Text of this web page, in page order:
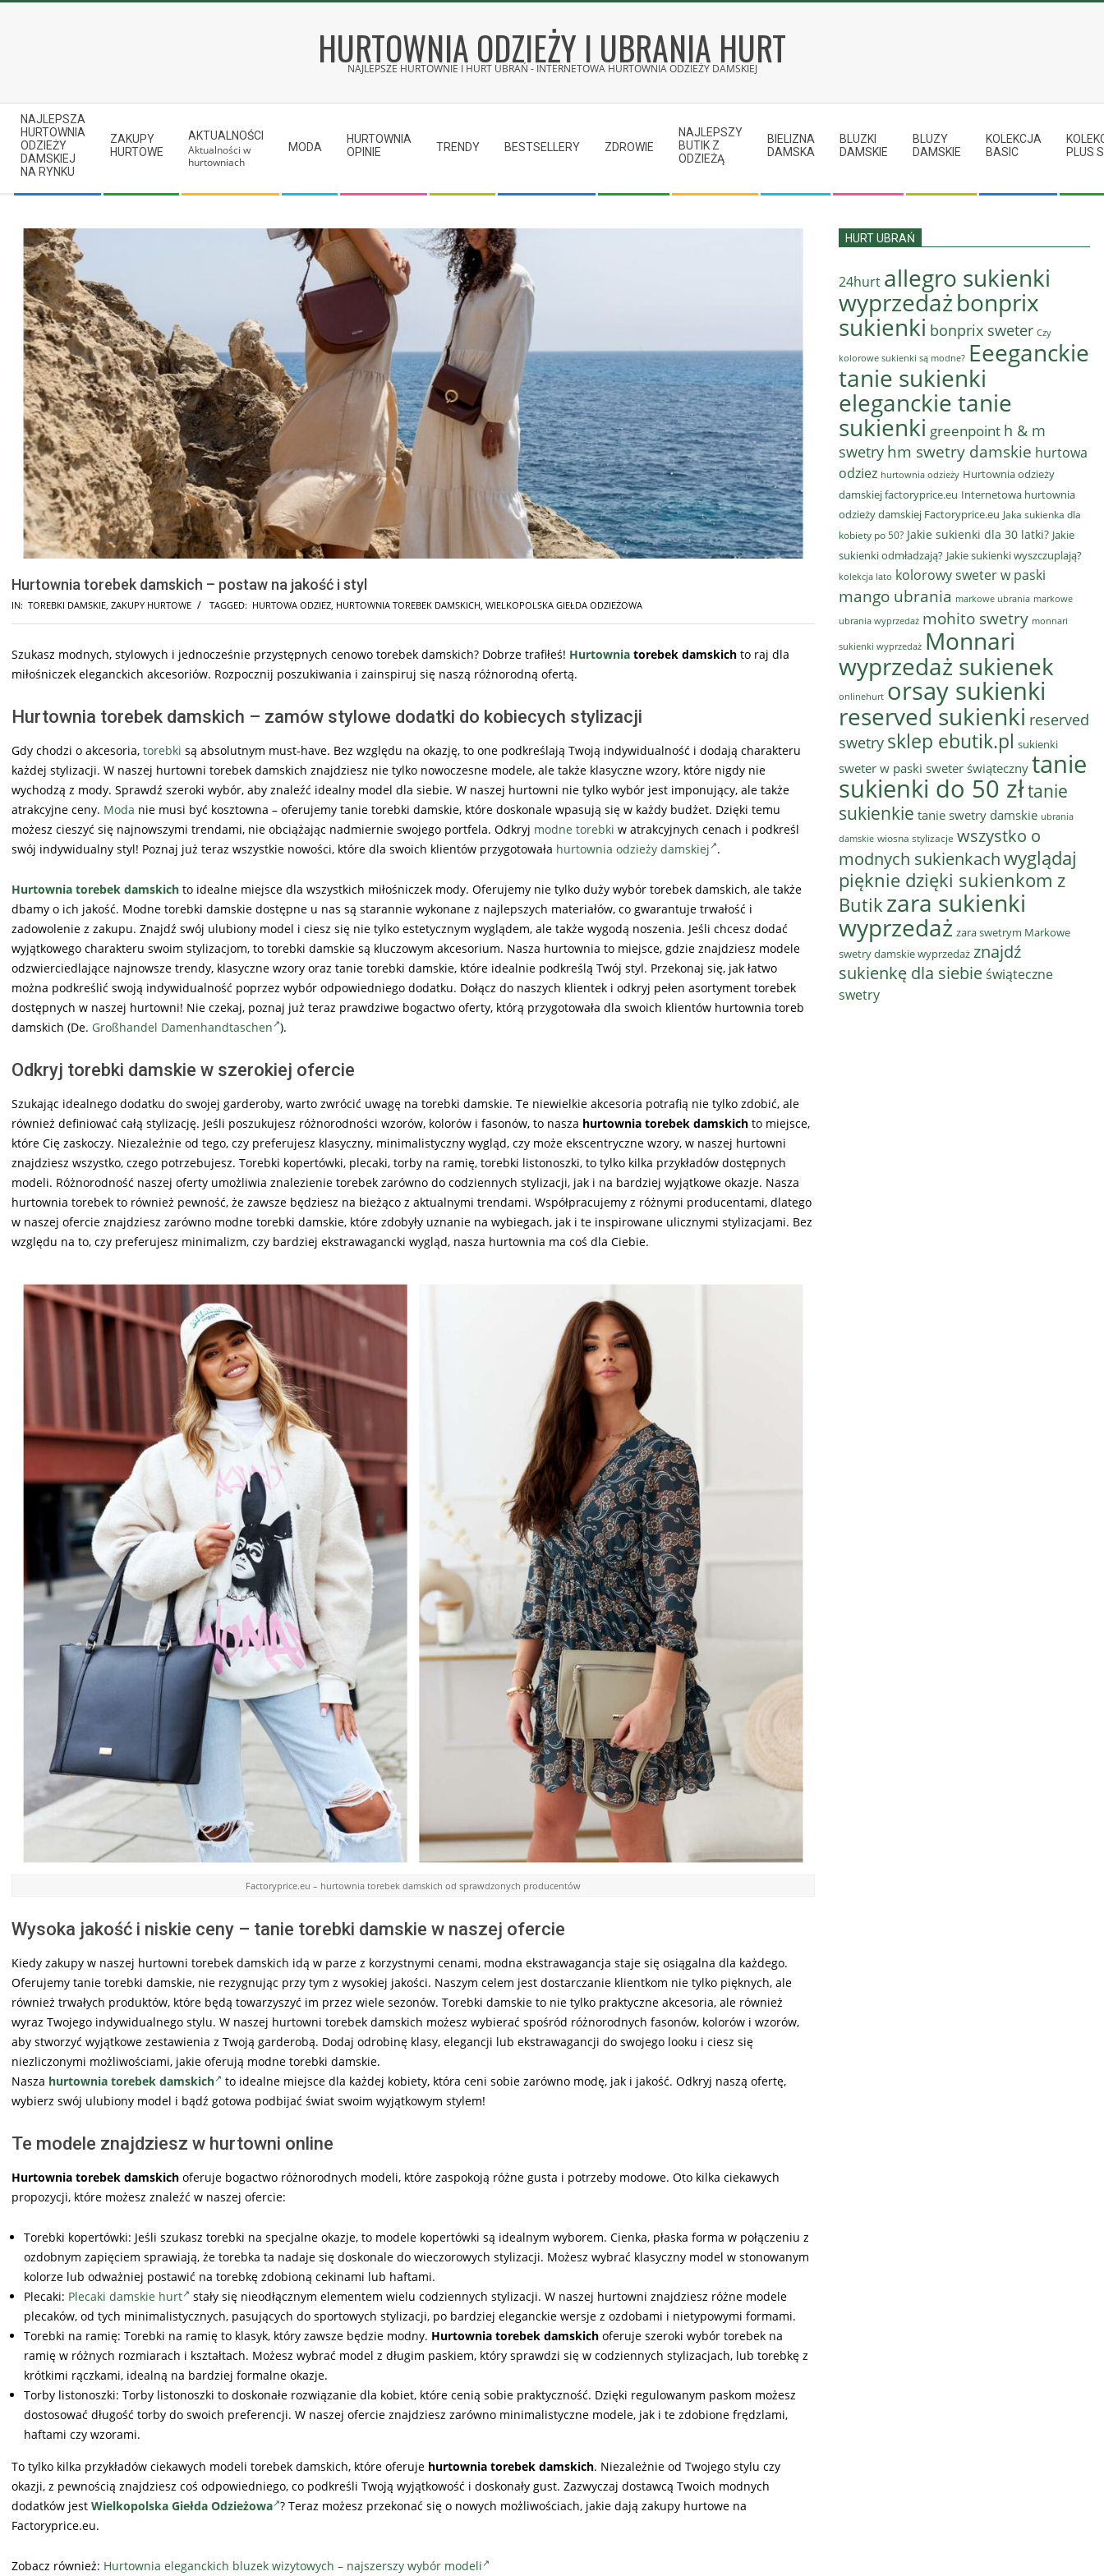
HURTOWNIA ODZIEŻY I UBRANIA HURT
NAJLEPSZE HURTOWNIE I HURT UBRAŃ - INTERNETOWA HURTOWNIA ODZIEŻY DAMSKIEJ
Secondary
Navigation
Menu
NAJLEPSZA
HURTOWNIA
ODZIEŻY
DAMSKIEJ
NA RYNKU
ZAKUPY
HURTOWE
AKTUALNOŚCI
Aktualności w
hurtowniach
MODA
HURTOWNIA
OPINIE
TRENDY BESTSELLERY ZDROWIE
NAJLEPSZY
BUTIK Z
ODZIEŻĄ
BIELIZNA
DAMSKA
BLUZKI
DAMSKIE
BLUZY
DAMSKIE
KOLEKCJA
BASIC
PLUS
Hurtownia torebek damskich – postaw na jakość i styl
IN: TOREBKI DAMSKIE ZAKUPY HURTOWE TAGGED: HURTOWA ODZIEZ HURTOWNIA TOREBEK DAMSKICH WIELKOPOLSKA GIEŁDA ODZIEŻOWA
Szukasz modnych, stylowych i jednocześnie przystępnych cenowo torebek damskich? Dobrze trafiłeś! Hurtownia torebek damskich to raj dla
miłośniczek eleganckich akcesoriów. Rozpocznij poszukiwania i zainspiruj się naszą różnorodną ofertą.
Hurtownia torebek damskich – zamów stylowe dodatki do kobiecych stylizacji
Gdy chodzi o akcesoria, torebki są absolutnym must-have. Bez względu na okazję, to one podkreślają Twoją indywidualność i dodają charakteru
każdej stylizacji. W naszej hurtowni torebek damskich znajdziesz nie tylko nowoczesne modele, ale także klasyczne wzory, które nigdy nie
wychodzą z mody. Sprawdź szeroki wybór, aby znaleźć idealny model dla siebie. W naszej hurtowni nie tylko wybór jest imponujący, ale także
atrakcyjne ceny. Moda nie musi być kosztowna – oferujemy tanie torebki damskie, które doskonale wpasują się w każdy budżet. Dzięki temu
możesz cieszyć się najnowszymi trendami, nie obciążając nadmiernie swojego portfela. Odkryj modne torebki w atrakcyjnych cenach i podkreśl
swój indywidualny styl! Poznaj już teraz wszystkie nowości, które dla swoich klientów przygotowała hurtownia odzieży damskiej .
Hurtownia torebek damskich to idealne miejsce dla wszystkich miłośniczek mody. Oferujemy nie tylko duży wybór torebek damskich, ale także
dbamy o ich jakość. Modne torebki damskie dostępne u nas są starannie wykonane z najlepszych materiałów, co gwarantuje trwałość i
zadowolenie z zakupu. Znajdź swój ulubiony model i ciesz się nie tylko estetycznym wyglądem, ale także wygodą noszenia. Jeśli chcesz dodać
wyjątkowego charakteru swoim stylizacjom, to torebki damskie są kluczowym akcesorium. Nasza hurtownia to miejsce, gdzie znajdziesz modele
odzwierciedlające najnowsze trendy, klasyczne wzory oraz tanie torebki damskie, które idealnie podkreślą Twój styl. Przekonaj się, jak łatwo
można podkreślić swoją indywidualność poprzez wybór odpowiedniego dodatku. Dołącz do naszych klientek i odkryj pełen asortyment torebek
dostępnych w naszej hurtowni! Nie czekaj, poznaj już teraz prawdziwe bogactwo oferty, którą przygotowała dla swoich klientów hurtownia toreb
damskich (De. Großhandel Damenhandtaschen ).
Odkryj torebki damskie w szerokiej ofercie
Szukając idealnego dodatku do swojej garderoby, warto zwrócić uwagę na torebki damskie. Te niewielkie akcesoria potrafią nie tylko zdobić, ale
również definiować całą stylizację. Jeśli poszukujesz różnorodności wzorów, kolorów i fasonów, to nasza hurtownia torebek damskich to miejsce,
które Cię zaskoczy. Niezależnie od tego, czy preferujesz klasyczny, minimalistyczny wygląd, czy może ekscentryczne wzory, w naszej hurtowni
znajdziesz wszystko, czego potrzebujesz. Torebki kopertówki, plecaki, torby na ramię, torebki listonoszki, to tylko kilka przykładów dostępnych
modeli. Różnorodność naszej oferty umożliwia znalezienie torebek zarówno do codziennych stylizacji, jak i na bardziej wyjątkowe okazje. Nasza
hurtownia torebek to również pewność, że zawsze będziesz na bieżąco z aktualnymi trendami. Współpracujemy z różnymi producentami, dlatego
w naszej ofercie znajdziesz zarówno modne torebki damskie, które zdobyły uznanie na wybiegach, jak i te inspirowane ulicznymi stylizacjami. Bez
względu na to, czy preferujesz minimalizm, czy bardziej ekstrawagancki wygląd, nasza hurtownia ma coś dla Ciebie.
Factoryprice.eu – hurtownia torebek damskich od sprawdzonych producentów
Wysoka jakość i niskie ceny – tanie torebki damskie w naszej ofercie
Kiedy zakupy w naszej hurtowni torebek damskich idą w parze z korzystnymi cenami, modna ekstrawagancja staje się osiągalna dla każdego.
Oferujemy tanie torebki damskie, nie rezygnując przy tym z wysokiej jakości. Naszym celem jest dostarczanie klientkom nie tylko pięknych, ale
również trwałych produktów, które będą towarzyszyć im przez wiele sezonów. Torebki damskie to nie tylko praktyczne akcesoria, ale również
wyraz Twojego indywidualnego stylu. W naszej hurtowni torebek damskich możesz wybierać spośród różnorodnych fasonów, kolorów i wzorów,
aby stworzyć wyjątkowe zestawienia z Twoją garderobą. Dodaj odrobinę klasy, elegancji lub ekstrawagancji do swojego looku i ciesz się
niezliczonymi możliwościami, jakie oferują modne torebki damskie.
Nasza hurtownia torebek damskich
to idealne miejsce dla każdej kobiety, która ceni sobie zarówno modę, jak i jakość. Odkryj naszą ofertę,
wybierz swój ulubiony model i bądź gotowa podbijać świat swoim wyjątkowym stylem!
Te modele znajdziesz w hurtowni online
Hurtownia torebek damskich oferuje bogactwo różnorodnych modeli, które zaspokoją różne gusta i potrzeby modowe. Oto kilka ciekawych
propozycji, które możesz znaleźć w naszej ofercie:
Torebki kopertówki: Jeśli szukasz torebki na specjalne okazje, to modele kopertówki są idealnym wyborem. Cienka, płaska forma w połączeniu z
ozdobnym zapięciem sprawiają, że torebka ta nadaje się doskonale do wieczorowych stylizacji. Możesz wybrać klasyczny model w stonowanym
kolorze lub odważniej postawić na torebkę zdobioną cekinami lub haftami.
Plecaki: Plecaki damskie hurt
stały się nieodłącznym elementem wielu codziennych stylizacji. W naszej hurtowni znajdziesz różne modele
plecaków, od tych minimalistycznych, pasujących do sportowych stylizacji, po bardziej eleganckie wersje z ozdobami i nietypowymi formami.
Torebki na ramię: Torebki na ramię to klasyk, który zawsze będzie modny. Hurtownia torebek damskich oferuje szeroki wybór torebek na
ramię w różnych rozmiarach i kształtach. Możesz wybrać model z długim paskiem, który sprawdzi się w codziennych stylizacjach, lub torebkę z
krótkimi rączkami, idealną na bardziej formalne okazje.
Torby listonoszki: Torby listonoszki to doskonałe rozwiązanie dla kobiet, które cenią sobie praktyczność. Dzięki regulowanym paskom możesz
dostosować długość torby do swoich preferencji. W naszej ofercie znajdziesz zarówno minimalistyczne modele, jak i te zdobione frędzlami,
haftami czy wzorami.
To tylko kilka przykładów ciekawych modeli torebek damskich, które oferuje hurtownia torebek damskich. Niezależnie od Twojego stylu czy
okazji, z pewnością znajdziesz coś odpowiedniego, co podkreśli Twoją wyjątkowość i doskonały gust. Zazwyczaj dostawcą Twoich modnych
dodatków jest Wielkopolska Giełda Odzieżowa ? Teraz możesz przekonać się o nowych możliwościach, jakie dają zakupy hurtowe na
Factoryprice.eu.
Zobacz również: Hurtownia eleganckich bluzek wizytowych – najszerszy wybór modeli
HURT UBRAŃ
24hurt allegro sukienki
wyprzedażbonprix
sukienki bonprix sweter Czy
kolorowe sukienki są modne? Eeeganckie
tanie sukienki
eleganckie tanie
sukienki greenpoint h & m
swetry hm swetry damskie hurtowa
odziez hurtownia odzieży Hurtownia odzieży
damskiej factoryprice.eu Internetowa hurtownia
odzieży damskiej Factoryprice.eu Jaka sukienka dla
kobiety po 50? Jakie sukienki dla 30 latki? Jakie
sukienki odmładzają? Jakie sukienki wyszczuplają?
kolekcja lato kolorowy sweter w paski
mango ubrania markowe ubrania markowe
ubrania wyprzedaż mohito swetry monnari
sukienki wyprzedaż Monnari
wyprzedaż sukienek
onlinehurt orsay sukienki
reserved sukienki reserved
swetry sklep ebutik.pl sukienki
sweter w paski sweter świątecznytanie
sukienki do 50 złtanie
sukienkie tanie swetry damskie ubrania
damskie wiosna stylizacje wszystko o
modnych sukienkachwyglądaj
pięknie dzięki sukienkom z
Butik zara sukienki
wyprzedaż zara swetrym Markowe
swetry damskie wyprzedaż znajdź
sukienkę dla siebieświąteczne
swetry